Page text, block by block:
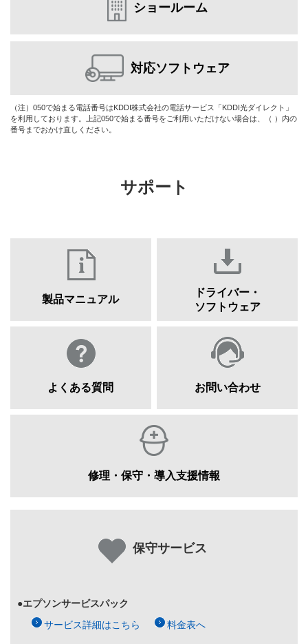
ショールーム
対応ソフトウェア
（注）050で始まる電話番号はKDDI株式会社の電話サービス「KDDI光ダイレクト」
を利用しております。上記050で始まる番号をご利用いただけない場合は、（ ）内の
番号までおかけ直しください。
サポート
製品マニュアル
ドライバー・
ソフトウェア
よくある質問 お問い合わせ
修理・保守・導入支援情報
保守サービス
●エプソンサービスパック
サービス詳細はこちら
料金表へ